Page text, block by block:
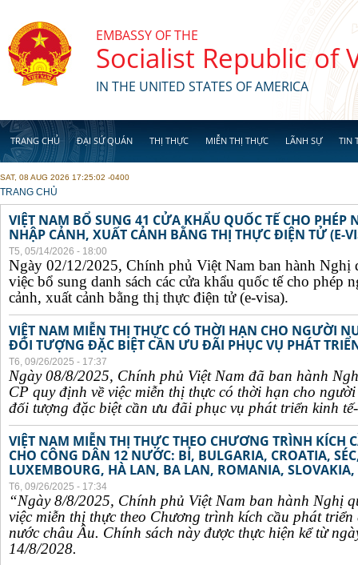
EMBASSY OF THE
Socialist Republic of
IN THE UNITED STATES OF AMERICA
TRANG CHỦ ĐẠI SỨ QUÁN THỊ THỰC MIỄN THỊ THỰC LÃNH SỰ TIN
SAT, 08 AUG 2026 17:25:02 -0400
YOU ARE HERE
TRANG CHỦ
VIỆT NAM BỔ SUNG 41 CỬA KHẨU QUỐC TẾ CHO
NHẬP CẢNH, XUẤT CẢNH BẰNG THỊ THỰC ĐIỆN TỬ (E-
T5, 05/14/2026 - 18:00
Ngày 02/12/2025, Chính phủ Việt Nam ban hành Nghị
việc bổ sung danh sách các cửa khẩu quốc tế cho phép
cảnh, xuất cảnh bằng thị thực điện tử (e-visa).
VIỆT NAM MIỄN THỊ THỰC CÓ THỜI HẠN CHO NGƯỜI
ĐỐI TƯỢNG ĐẶC BIỆT CẦN ƯU ĐÃI PHỤC VỤ PHÁT
T6, 09/26/2025 - 17:37
Ngày 08/8/2025, Chính phủ Việt Nam đã ban hành
CP quy định về việc miễn thị thực có thời hạn cho
đối tượng đặc biệt cần ưu đãi phục vụ phát triển kinh
VIỆT NAM MIỄN THỊ THỰC THEO CHƯƠNG TRÌNH KÍCH
CHO CÔNG DÂN 12 NƯỚC: BỈ, BULGARIA, CROATIA,
LUXEMBOURG, HÀ LAN, BA LAN, ROMANIA, SLOVAKIA,
T6, 09/26/2025 - 17:34
“Ngày 8/8/2025, Chính phủ Việt Nam ban hành Nghị
việc miễn thị thực theo Chương trình kích cầu phát
nước châu Âu. Chính sách này được thực hiện kể từ
14/8/2028.